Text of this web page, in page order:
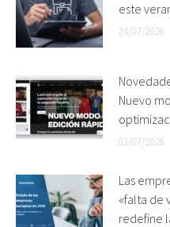
este
24/07/2026
Nuevo
03/07/2026
Las
«falta de
redefine